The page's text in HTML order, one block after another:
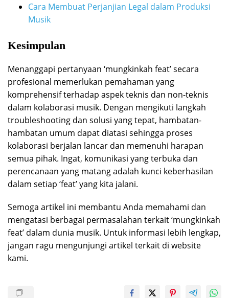
Cara Membuat Perjanjian Legal dalam Produksi
Musik
Kesimpulan
Menanggapi pertanyaan ‘mungkinkah feat’ secara
profesional memerlukan pemahaman yang
komprehensif terhadap aspek teknis dan non-teknis
dalam kolaborasi musik. Dengan mengikuti langkah
troubleshooting dan solusi yang tepat, hambatan-
hambatan umum dapat diatasi sehingga proses
kolaborasi berjalan lancar dan memenuhi harapan
semua pihak. Ingat, komunikasi yang terbuka dan
perencanaan yang matang adalah kunci keberhasilan
dalam setiap ‘feat’ yang kita jalani.
Semoga artikel ini membantu Anda memahami dan
mengatasi berbagai permasalahan terkait ‘mungkinkah
feat’ dalam dunia musik. Untuk informasi lebih lengkap,
jangan ragu mengunjungi artikel terkait di website
kami.